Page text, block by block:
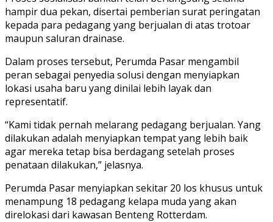
hampir dua pekan, disertai pemberian surat peringatan
kepada para pedagang yang berjualan di atas trotoar
maupun saluran drainase.
Dalam proses tersebut, Perumda Pasar mengambil
peran sebagai penyedia solusi dengan menyiapkan
lokasi usaha baru yang dinilai lebih layak dan
representatif.
“Kami tidak pernah melarang pedagang berjualan. Yang
dilakukan adalah menyiapkan tempat yang lebih baik
agar mereka tetap bisa berdagang setelah proses
penataan dilakukan,” jelasnya.
Perumda Pasar menyiapkan sekitar 20 los khusus untuk
menampung 18 pedagang kelapa muda yang akan
direlokasi dari kawasan Benteng Rotterdam.